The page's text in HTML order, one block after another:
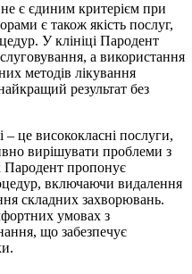
є єдиним критерієм при
є також якість послуг,
У клініці Пародент
а використання
методів лікування
результат без
– це висококласні послуги,
вирішувати проблеми з
Пародент пропонує
включаючи видалення
складних захворювань.
умовах з
що забезпечує